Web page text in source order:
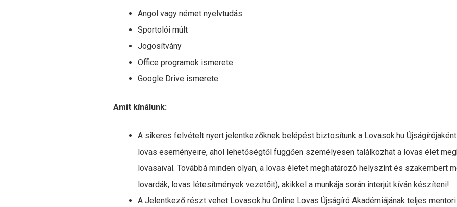
Angol vagy német nyelvtudás
Sportolói múlt
Jogosítvány
Office programok ismerete
Google Drive ismerete
Amit kínálunk:
A sikeres felvételt nyert jelentkezőknek belépést biztosítunk a Lovasok.hu
lovas eseményeire, ahol lehetőségtől függően személyesen találkozhat a lovas élet
lovasaival. Továbbá minden olyan, a lovas életet meghatározó helyszínt és szakembert
lovardák, lovas létesítmények vezetőit), akikkel a munkája során interjút kíván készíteni!
A Jelentkező részt vehet Lovasok.hu Online Lovas Újságíró Akadémiájának teljes